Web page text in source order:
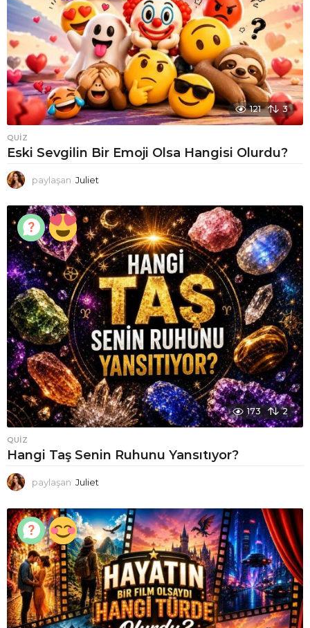
121 3
QUIZ
Eski Sevgilin Bir Emoji Olsa Hangisi Olurdu?
paylaşan Juliet
173 2
QUIZ
Hangi Taş Senin Ruhunu Yansıtıyor?
paylaşan Juliet